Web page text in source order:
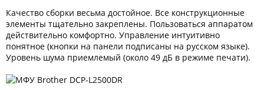
Качество сборки весьма достойное. Все конструкционные
элементы тщательно закреплены. Пользоваться аппаратом
действительно комфортно. Управление интуитивно
понятное (кнопки на панели подписаны на русском языке).
Уровень шума приемлемый (около 49 дБ в режиме печати).